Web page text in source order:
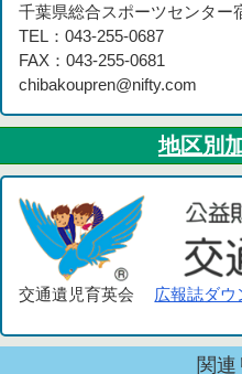
千葉県総合スポーツセンター
TEL：043-255-0687
FAX：043-255-0681
chibakoupren@nifty.com
地区別
交通遺児育英会 広報誌ダウ
関連